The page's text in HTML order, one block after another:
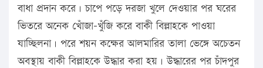
বাধা প্রদান করে। চাপে পড়ে দরজা খুলে দেওয়ার পর ঘরের
ভিতরে অনেক খোঁজা-খুঁজি করে বাকী বিল্লাহকে পাওয়া
যাচ্ছিলনা। পরে শয়ন কক্ষের আলমারির তালা ভেঙ্গে অচেতন
অবস্থায় বাকী বিল্লাহকে উদ্ধার করা হয়। উদ্ধারের পর চাঁদপুর